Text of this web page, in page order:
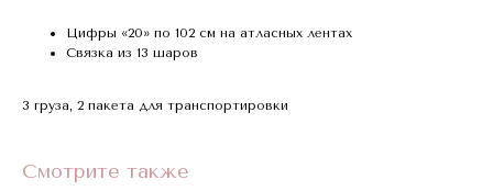
Цифры «20» по 102 см на атласных лентах
Связка из 13 шаров
3 груза, 2 пакета для транспортировки
Смотрите также